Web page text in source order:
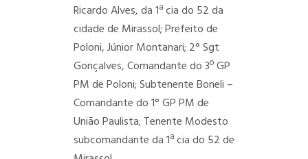
Ricardo Alves, da 1ª cia do 52 da
cidade de Mirassol; Prefeito de
Poloni, Júnior Montanari; 2° Sgt
Gonçalves, Comandante do 3º GP
PM de Poloni; Subtenente Boneli –
Comandante do 1° GP PM de
União Paulista; Tenente Modesto
subcomandante da 1ª cia do 52 de